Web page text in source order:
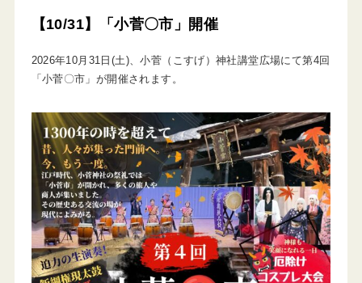
【10/31】「小菅〇市」開催
2026年10月31日(土)、小菅（こすげ）神社講堂広場にて第4回
「小菅〇市」が開催されます。